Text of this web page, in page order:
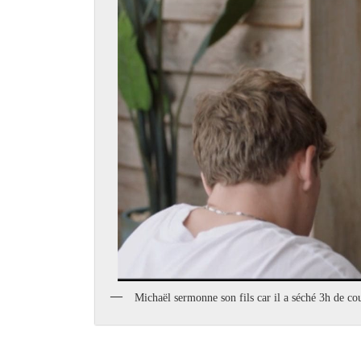
Michaël sermonne son fils car il a séché 3h de